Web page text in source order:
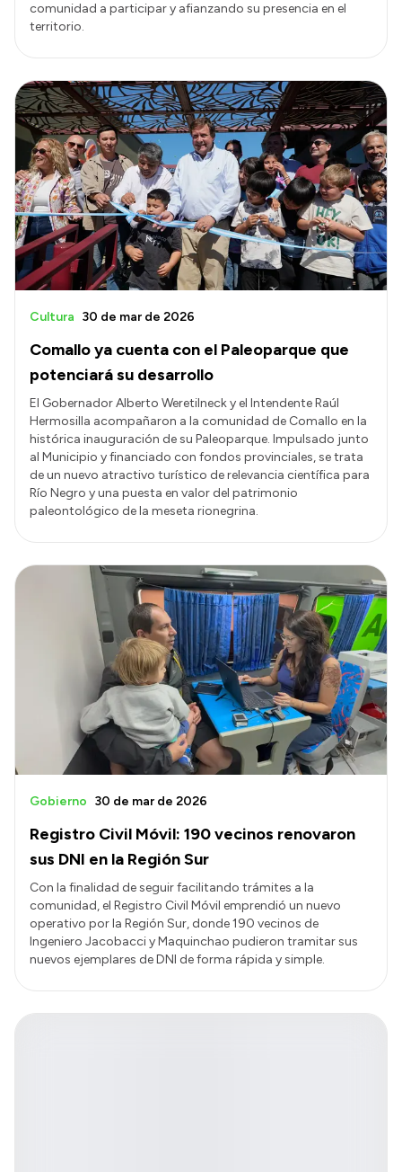
comunidad a participar y afianzando su presencia en el
territorio.
Comallo ya cuenta con el Paleoparque que
potenciará su desarrollo
Cultura 30 de mar de 2026
El Gobernador Alberto Weretilneck y el Intendente Raúl
Hermosilla acompañaron a la comunidad de Comallo en la
histórica inauguración de su Paleoparque. Impulsado junto
al Municipio y financiado con fondos provinciales, se trata
de un nuevo atractivo turístico de relevancia científica para
Río Negro y una puesta en valor del patrimonio
paleontológico de la meseta rionegrina.
Registro Civil Móvil: 190 vecinos renovaron
sus DNI en la Región Sur
Gobierno 30 de mar de 2026
Con la finalidad de seguir facilitando trámites a la
comunidad, el Registro Civil Móvil emprendió un nuevo
operativo por la Región Sur, donde 190 vecinos de
Ingeniero Jacobacci y Maquinchao pudieron tramitar sus
nuevos ejemplares de DNI de forma rápida y simple.